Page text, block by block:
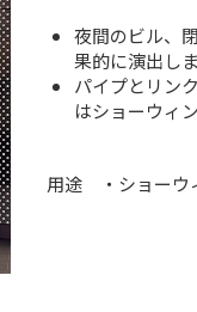
夜間のビル、
果的に演出しま
パイプとリン
はショーウィ
用途 ・ショー